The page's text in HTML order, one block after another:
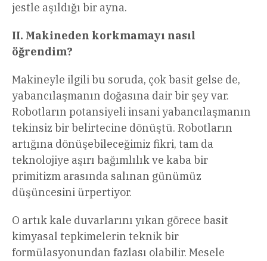
jestle aşıldığı bir ayna.
II. Makineden korkmamayı nasıl
öğrendim?
Makineyle ilgili bu soruda, çok basit gelse de,
yabancılaşmanın doğasına dair bir şey var.
Robotların potansiyeli insani yabancılaşmanın
tekinsiz bir belirtecine dönüştü. Robotların
artığına dönüşebileceğimiz fikri, tam da
teknolojiye aşırı bağımlılık ve kaba bir
primitizm arasında salınan günümüz
düşüncesini ürpertiyor.
O artık kale duvarlarını yıkan görece basit
kimyasal tepkimelerin teknik bir
formülasyonundan fazlası olabilir. Mesele